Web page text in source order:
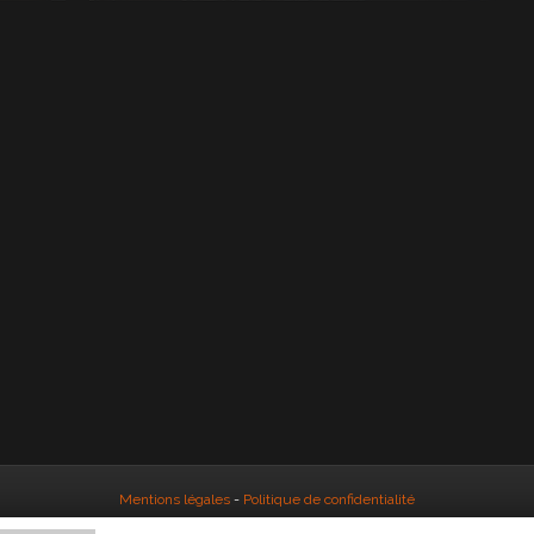
Mentions légales - Politique de confidentialité